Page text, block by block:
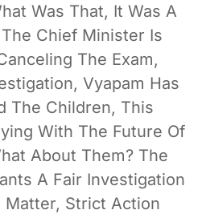
Was That, It Was A
Chief Minister Is
The Exam,
Vyapam Has
The Children, This
With The Future Of
About Them? The
A Fair Investigation
Matter, Strict Action